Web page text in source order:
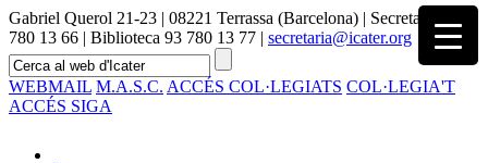
Gabriel Querol 21-23 | 08221 Terrassa (Barcelona) | Secretaria 93
780 13 66 | Biblioteca 93 780 13 77 | secretaria@icater.org
WEBMAIL M.A.S.C. ACCÉS COL·LEGIATS COL·LEGIA'T
ACCÉS SIGA